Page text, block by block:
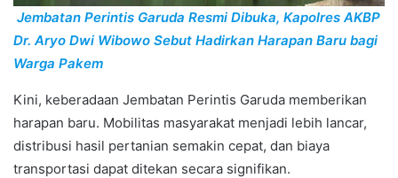
Jembatan Perintis Garuda Resmi Dibuka, Kapolres AKBP
Dr. Aryo Dwi Wibowo Sebut Hadirkan Harapan Baru bagi
Warga Pakem
Kini, keberadaan Jembatan Perintis Garuda memberikan
harapan baru. Mobilitas masyarakat menjadi lebih lancar,
distribusi hasil pertanian semakin cepat, dan biaya
transportasi dapat ditekan secara signifikan.